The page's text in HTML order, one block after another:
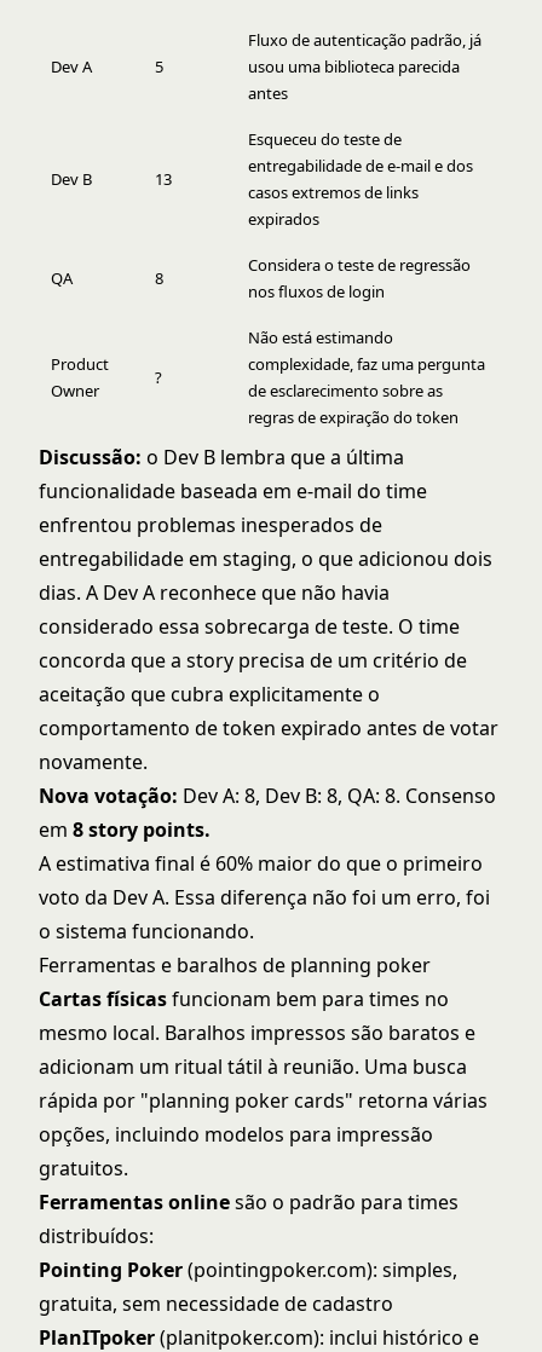
Dev A 5
Fluxo de autenticação padrão, já
usou uma biblioteca parecida
antes
Dev B 13
Esqueceu do teste de
entregabilidade de e-mail e dos
casos extremos de links
expirados
QA 8
Considera o teste de regressão
nos fluxos de login
Product
Owner
?
Não está estimando
complexidade, faz uma pergunta
de esclarecimento sobre as
regras de expiração do token
Discussão: o Dev B lembra que a última
funcionalidade baseada em e-mail do time
enfrentou problemas inesperados de
entregabilidade em staging, o que adicionou dois
dias. A Dev A reconhece que não havia
considerado essa sobrecarga de teste. O time
concorda que a story precisa de um critério de
aceitação que cubra explicitamente o
comportamento de token expirado antes de votar
novamente.
Nova votação: Dev A: 8, Dev B: 8, QA: 8. Consenso
em 8 story points.
A estimativa final é 60% maior do que o primeiro
voto da Dev A. Essa diferença não foi um erro, foi
o sistema funcionando.
Ferramentas e baralhos de planning poker
Cartas físicasfuncionam bem para times no
mesmo local. Baralhos impressos são baratos e
adicionam um ritual tátil à reunião. Uma busca
rápida por "planning poker cards" retorna várias
opções, incluindo modelos para impressão
gratuitos.
Ferramentas onlinesão o padrão para times
distribuídos:
Pointing Poker(pointingpoker.com): simples,
gratuita, sem necessidade de cadastro
PlanITpoker(planitpoker.com): inclui histórico e